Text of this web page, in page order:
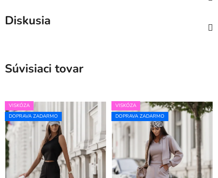
Diskusia
Súvisiaci tovar
VISKÓZA
DOPRAVA ZADARMO
VISKÓZA
DOPRAVA ZADARMO